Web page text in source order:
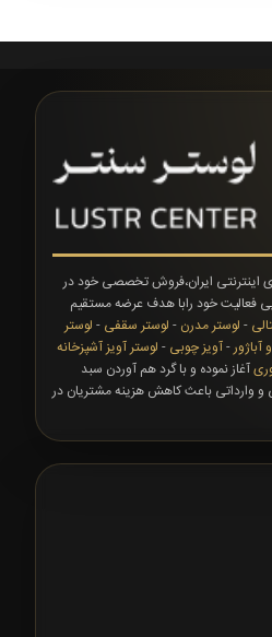
اینترنتی ایران،فروش تخصصی خود در
فعالیت خود رابا هدف عرضه مستقیم
- لوستر مدرن - لوستر سقفی - لوستر
آباژور-آویز چوبی - لوستر آویز آشپزخانه
آغاز نموده و با گرد هم آوردن سبد
وارداتی باعث کاهش هزینه مشتریان در